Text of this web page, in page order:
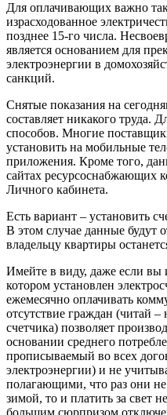
Для оплачивающих важно
израсходованное
позднее 15-го числа.
является основанием для
электроэнергии в
санкций.
Снятые показания на
составляет никакого труда.
способов. Многие
установить на мобильные
приложения. Кроме того,
сайтах ресурсоснабжающих
Личного кабинета.
Есть вариант – установить
В этом случае данные будут
владельцу квартиры
Имейте в виду, даже если вы
котором установлен
ежемесячно оплачивать
отсутствие граждан (читай –
счетчика) позволяет
основании среднего
прописываемый во всех
электроэнергии) и не
полагающими, что раз они
зимой, то и платить за свет
большим сюрпризом